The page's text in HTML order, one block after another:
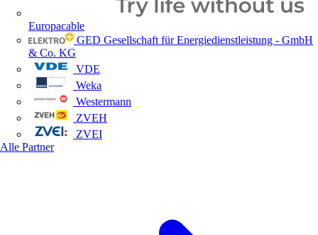
Europacable
GED Gesellschaft für Energiedienstleistung - GmbH
& Co. KG
VDE
Weka
Westermann
ZVEH
ZVEI
Alle Partner